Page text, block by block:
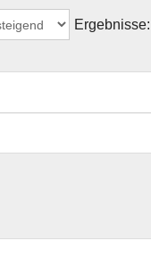
Ergebnisse: